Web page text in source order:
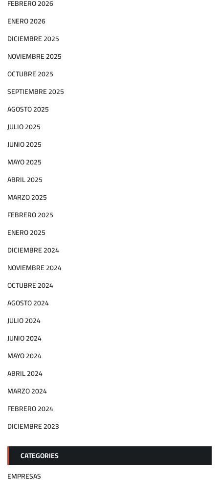
FEBRERO 2026
ENERO 2026
DICIEMBRE 2025
NOVIEMBRE 2025
OCTUBRE 2025
SEPTIEMBRE 2025
AGOSTO 2025
JULIO 2025
JUNIO 2025
MAYO 2025
ABRIL 2025
MARZO 2025
FEBRERO 2025
ENERO 2025
DICIEMBRE 2024
NOVIEMBRE 2024
OCTUBRE 2024
AGOSTO 2024
JULIO 2024
JUNIO 2024
MAYO 2024
ABRIL 2024
MARZO 2024
FEBRERO 2024
DICIEMBRE 2023
CATEGORIES
EMPRESAS